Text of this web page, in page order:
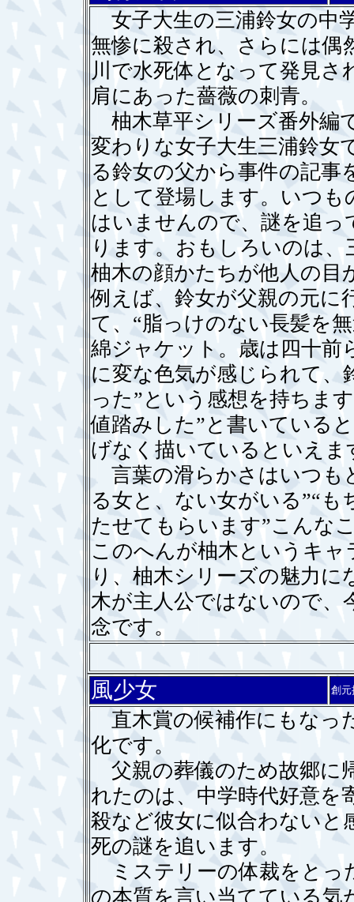
女子大生の三浦鈴女の中
無惨に殺され、さらには偶
川で水死体となって発見
肩にあった薔薇の刺青。
柚木草平シリーズ番外編
変わりな女子大生三浦鈴女
る鈴女の父から事件の記
として登場します。いつ
はいませんので、謎を追
ります。おもしろいのは
柚木の顔かたちが他人の
例えば、鈴女が父親の元に
て、“脂っけのない長髪を
綿ジャケット。歳は四十前
に変な色気が感じられて
った”という感想を持ちま
値踏みした”と書いている
げなく描いているといえま
言葉の滑らかさはいつも
る女と、ない女がいる”“
たせてもらいます”こんな
このへんが柚木というキ
り、柚木シリーズの魅力
木が主人公ではないので、
念です。
風少女 創元
直木賞の候補作にもなっ
化です。
父親の葬儀のため故郷に
れたのは、中学時代好意を
殺など彼女に似合わないと
死の謎を追います。
ミステリーの体裁をとっ
の本質を言い当てている気